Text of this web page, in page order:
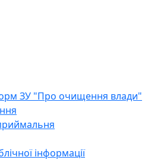
ЗУ "Про очищення влади"
інформації